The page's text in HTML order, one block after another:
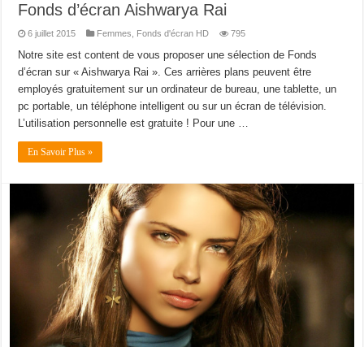
Fonds d’écran Aishwarya Rai
6 juillet 2015 Femmes Fonds d'écran HD 795
Notre site est content de vous proposer une sélection de Fonds
d’écran sur « Aishwarya Rai ». Ces arrières plans peuvent être
employés gratuitement sur un ordinateur de bureau, une tablette, un
pc portable, un téléphone intelligent ou sur un écran de télévision.
L’utilisation personnelle est gratuite ! Pour une …
En Savoir Plus »